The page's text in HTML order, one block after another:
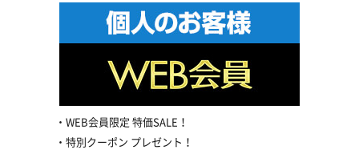
WEB会員限定 特価SALE！
特別クーポン プレゼント！